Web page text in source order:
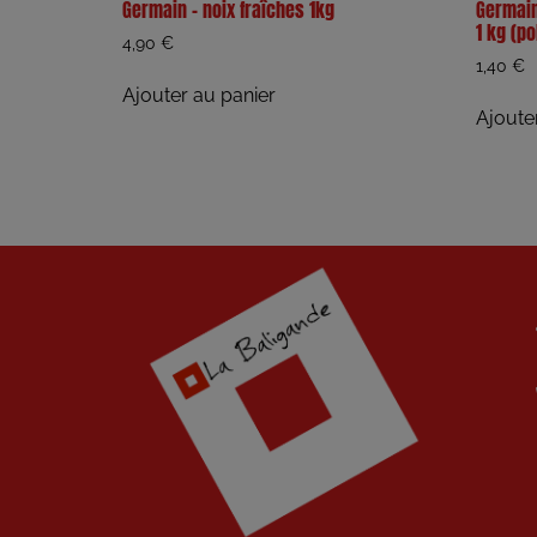
Germain – noix fraîches 1kg
4,90 €
Ajouter au panier
1 kg
1,40 €